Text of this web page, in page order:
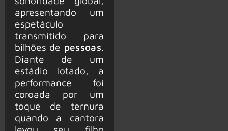
apresentando um
espetáculo
transmitido para
bilhões de pessoas.
Diante de um
estádio lotado, a
performance foi
coroada por um
toque de ternura
quando a cantora